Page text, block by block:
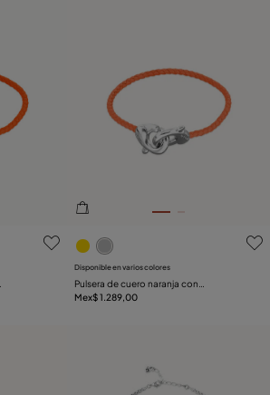
del cliente3.8de 5 Valoración del
Disponible en varios colores
Pulsera de cuero naranja con
mosquetón entrelazado en plata
Mex$ 1.289,00